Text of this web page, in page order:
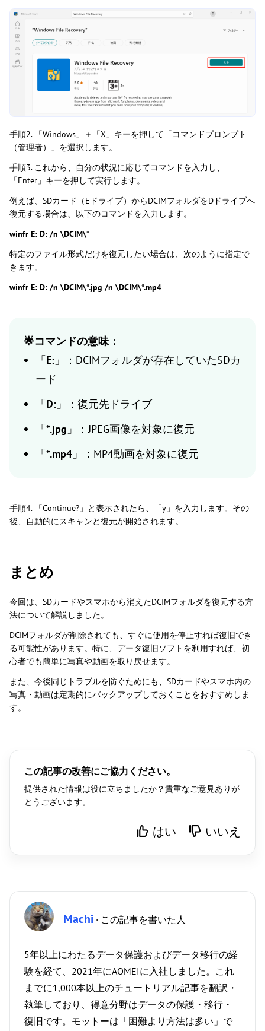
手順2. 「Windows」＋「X」キーを押して「コマンドプロンプト
（管理者）」を選択します。
手順3. これから、自分の状況に応じてコマンドを入力し、
「Enter」キーを押して実行します。
例えば、SDカード（Eドライブ）からDCIMフォルダをDドライブへ
復元する場合は、以下のコマンドを入力します。
winfr E: D: /n \DCIM\*
特定のファイル形式だけを復元したい場合は、次のように指定で
きます。
winfr E: D: /n \DCIM\*.jpg /n \DCIM\*.mp4
🌟コマンドの意味：
「E: 」：DCIMフォルダが存在していたSDカ
ード
「D: 」：復元先ドライブ
「*.jpg 」：JPEG画像を対象に復元
「*.mp4 」：MP4動画を対象に復元
手順4. 「Continue?」と表示されたら、「y」を入力します。その
後、自動的にスキャンと復元が開始されます。
まとめ
今回は、SDカードやスマホから消えたDCIMフォルダを復元する方
法について解説しました。
DCIMフォルダが削除されても、すぐに使用を停止すれば復旧でき
る可能性があります。特に、データ復旧ソフトを利用すれば、初
心者でも簡単に写真や動画を取り戻せます。
また、今後同じトラブルを防ぐためにも、SDカードやスマホ内の
写真・動画は定期的にバックアップしておくことをおすすめしま
す。
この記事の改善にご協力ください。
提供された情報は役に立ちましたか？貴重なご意見ありが
とうございます。
はい いいえ
Machi · この記事を書いた人
5年以上にわたるデータ保護およびデータ移行の経
験を経て、2021年にAOMEIに入社しました。これ
までに1,000本以上のチュートリアル記事を翻訳・
執筆しており、得意分野はデータの保護・移行・
復旧です。モットーは「困難より方法は多い」で